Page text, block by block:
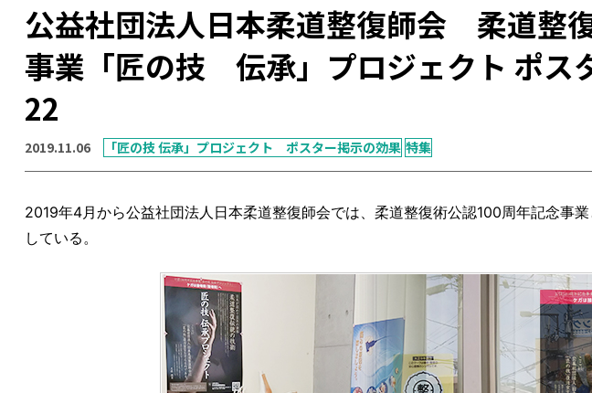
公益社団法人日本柔道整復師会 柔道整
事業「匠の技 伝承」プロジェクト ポス
22
2019.11.06 「匠の技 伝承」プロジェクト ポスター掲示の効果 特集
2019年4月から公益社団法人日本柔道整復師会では、柔道整復術公認100周年記念事
している。